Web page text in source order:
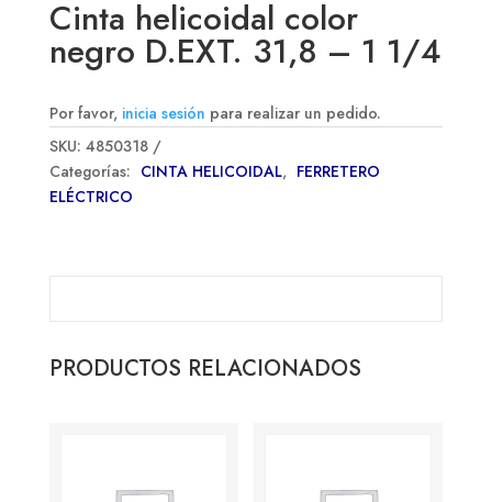
Cinta helicoidal color
negro D.EXT. 31,8 – 1 1/4
Por favor, inicia sesión para realizar un pedido.
SKU: 4850318
Categorías: CINTA HELICOIDAL, FERRETERO
ELÉCTRICO
PRODUCTOS RELACIONADOS